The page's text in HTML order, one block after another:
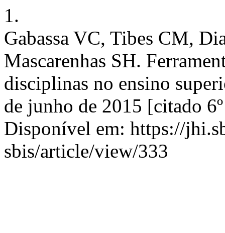
1.
Gabassa VC, Tibes CM,
Mascarenhas SH.
disciplinas no ensino
de junho de 2015 [citado
Disponível em: https://
sbis/article/view/333